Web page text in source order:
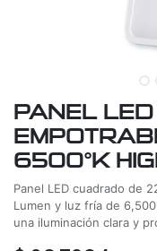
PANEL
6500°K
Panel LED cuadrado de
Lumen y luz fría de
una iluminación clara y